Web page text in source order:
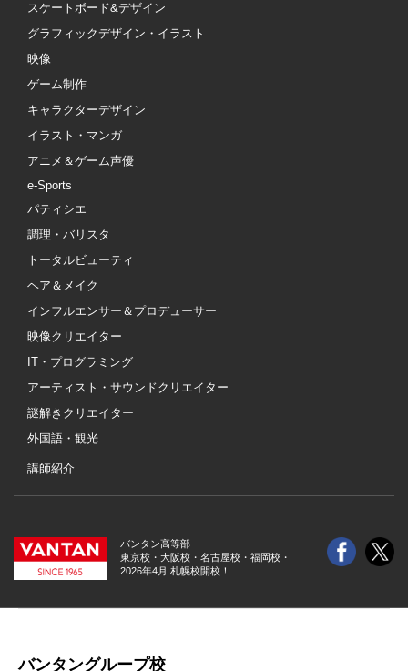
スケートボード&デザイン
グラフィックデザイン・イラスト
映像
ゲーム制作
キャラクターデザイン
イラスト・マンガ
アニメ＆ゲーム声優
e-Sports
パティシエ
調理・バリスタ
トータルビューティ
ヘア＆メイク
インフルエンサー＆プロデューサー
映像クリエイター
IT・プログラミング
アーティスト・サウンドクリエイター
謎解きクリエイター
外国語・観光
講師紹介
バンタン高等部
東京校・大阪校・ 名古屋校・福岡校・
2026年4月 札幌校開校！
バンタングループ校